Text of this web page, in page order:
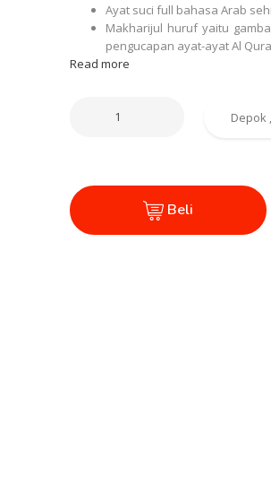
Ayat suci full bahasa Arab
Makharijul huruf yaitu
pengucapan ayat-ayat Al
Read more
Beli